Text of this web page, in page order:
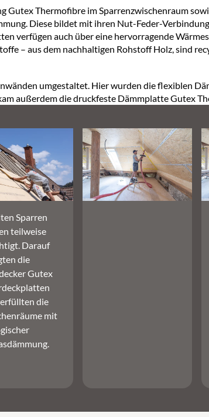
Gutex Thermofibre im Sparrenzwischenraum
Diese bildet mit ihren Nut-Feder-
verfügen auch über eine hervorragende
– aus dem nachhaltigen Rohstoff Holz, sind
umgestaltet. Hier wurden die flexiblen
außerdem die druckfeste Dämmplatte Gutex
Sparren
teilweise
Darauf
die
Gutex
die
mit